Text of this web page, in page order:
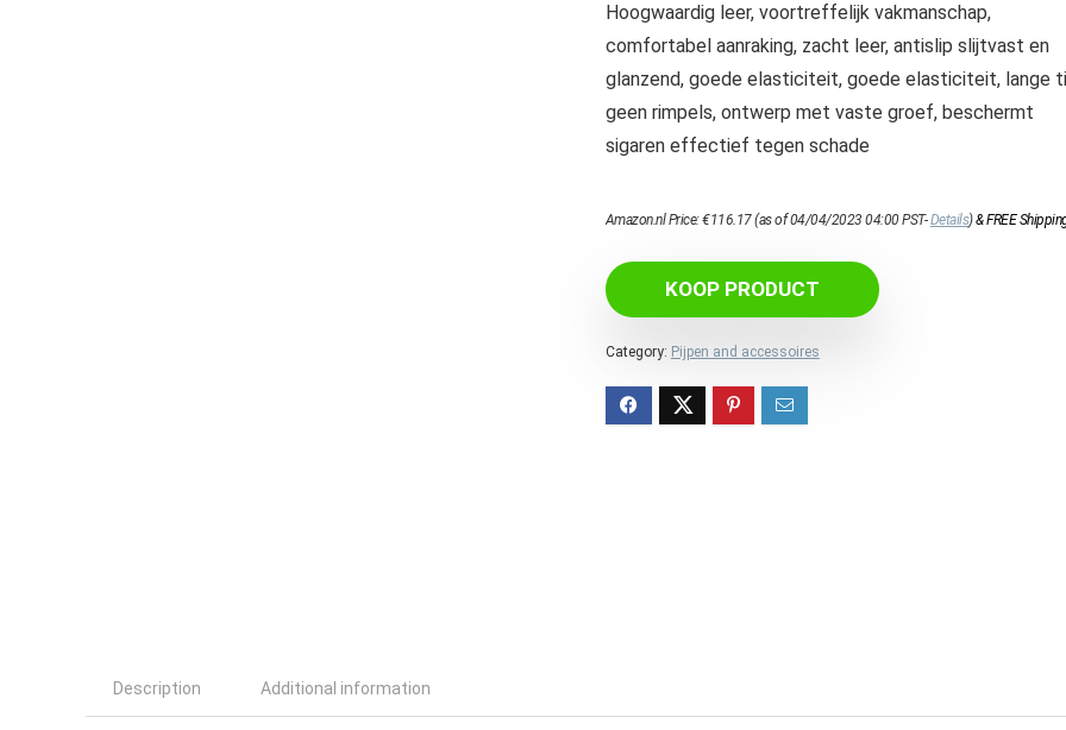
Hoogwaardig leer, voortreffelijk vakmanschap,
comfortabel aanraking, zacht leer, antislip slijtvast en
glanzend, goede elasticiteit, goede elasticiteit, lange
geen rimpels, ontwerp met vaste groef, beschermt
sigaren effectief tegen schade
Amazon.nl Price:€116.17(as of 04/04/2023 04:00 PST-Details)&FREE
KOOP PRODUCT
Category: Pijpen and accessoires
Description Additional information